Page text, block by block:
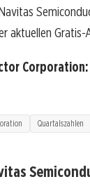
aktuellen
Quartalszahlen